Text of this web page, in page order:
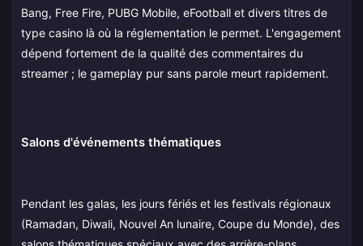
Bang, Free Fire, PUBG Mobile, eFootball et divers titres de
type casino là où la réglementation le permet. L'engagement
dépend fortement de la qualité des commentaires du
streamer ; le gameplay pur sans parole meurt rapidement.
Salons d'événements thématiques
Pendant les galas, les jours fériés et les festivals régionaux
(Ramadan, Diwali, Nouvel An lunaire, Coupe du Monde), des